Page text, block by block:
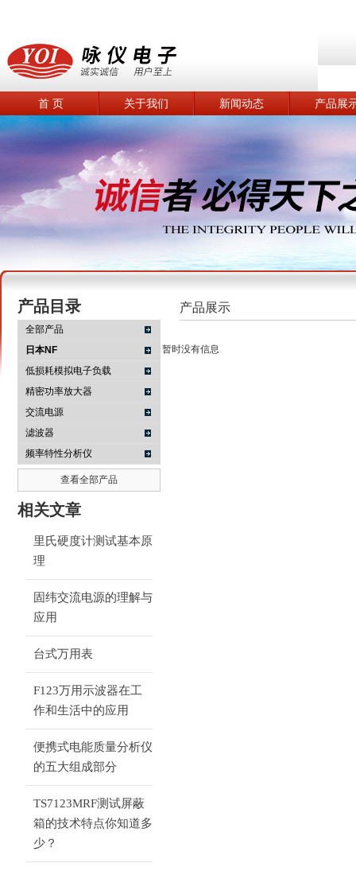
首 页 关于我们 新闻动态 产品展
产品目录
全部产品
日本NF
低损耗模拟电子负载
精密功率放大器
交流电源
滤波器
频率特性分析仪
查看全部产品
相关文章
里氏硬度计测试基本原
理
固纬交流电源的理解与
应用
台式万用表
F123万用示波器在工
作和生活中的应用
便携式电能质量分析仪
的五大组成部分
TS7123MRF测试屏蔽
箱的技术特点你知道多
少？
产品展示
暂时没有信息